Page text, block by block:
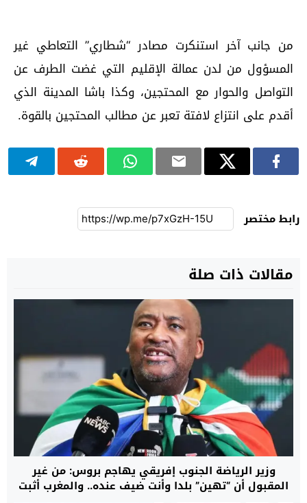
من جانب آخر استنكرت مصادر “شطاري” التعاطي غير
المسؤول من لدن عمالة الإقليم التي غضت الطرف عن
التواصل والحوار مع المحتجين، وكذا باشا المدينة الذي
أقدم على انتزاع لافتة تعبر عن مطالب المحتجين بالقوة.
رابط مختصر
مقالات ذات صلة
وزير الرياضة الجنوب إفريقي يهاجم بروس: من غير
المقبول أن “تهين” بلدا وأنت ضيف عنده.. والمغرب أثبت